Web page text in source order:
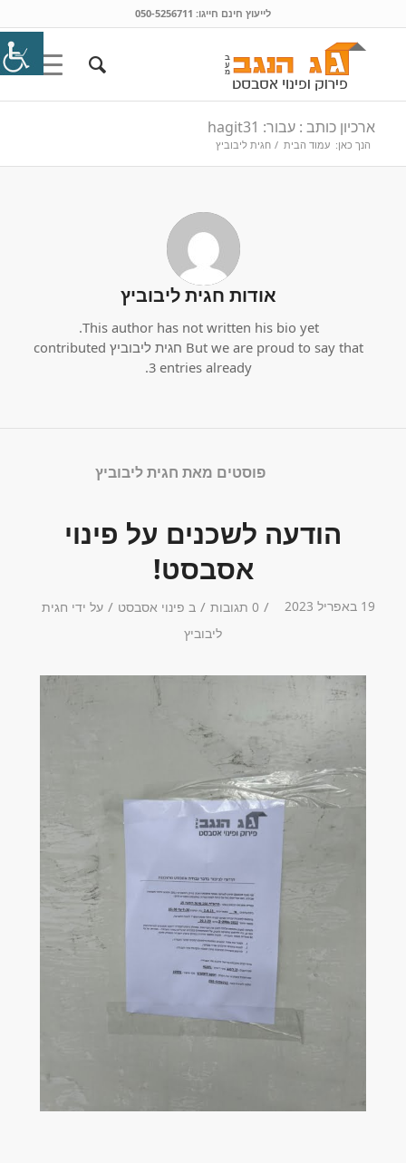
לייעוץ חינם חייגו: 050-5256711
ארכיון כותב : עבור: hagit31
הנך כאן: עמוד הבית / חגית ליבוביץ
אודות חגית ליבוביץ
This author has not written his bio yet.
But we are proud to say that חגית ליבוביץ contributed
3 entries already.
פוסטים מאת חגית ליבוביץ
הודעה לשכנים על פינוי
אסבסט!
19 באפריל 2023 / 0 תגובות / ב פינוי אסבסט / על ידי חגית
ליבוביץ